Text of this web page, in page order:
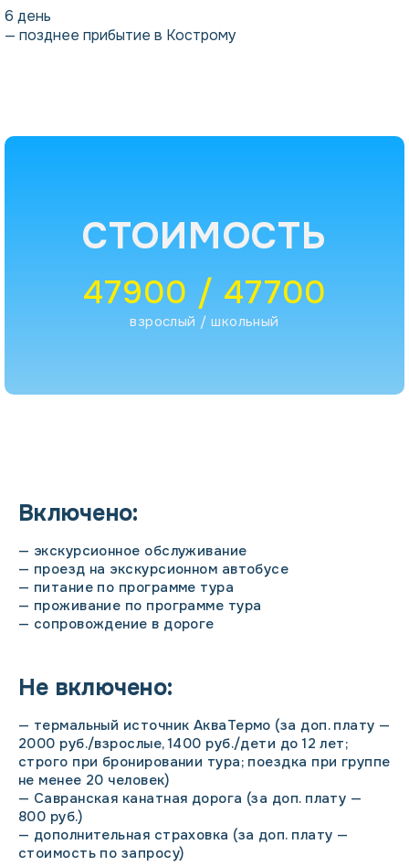
6 день
— позднее прибытие в Кострому
СТОИМОСТЬ
47900 / 47700
взрослый / школьный
Включено:
— экскурсионное обслуживание
— проезд на экскурсионном автобусе
— питание по программе тура
— проживание по программе тура
— сопровождение в дороге
Не включено:
— термальный источник АкваТермо (за доп. плату —
2000 руб./взрослые, 1400 руб./дети до 12 лет;
строго при бронировании тура; поездка при группе
не менее 20 человек)
— Савранская канатная дорога (за доп. плату —
800 руб.)
— дополнительная страховка (за доп. плату —
стоимость по запросу)